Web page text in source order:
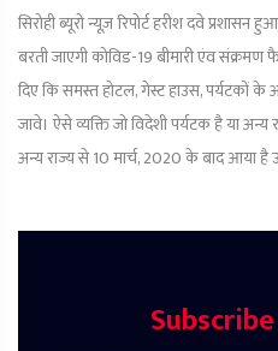
सिरोही ब्यूरो न्यूज़ रिपोर्ट हरीश दवे प्रशासन
बरती जाएगी कोविड-19 बीमारी एंव
दिए कि समस्त होटल, गेस्ट हाउस, पर्यटकों
जावे। ऐसे व्यक्ति जो विदेशी पर्यटक है या अन्य
अन्य राज्य से 10 मार्च, 2020 के बाद आया है